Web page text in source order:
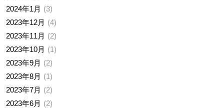
2024年1月
3
2023年12月
4
2023年11月
2
2023年10月
1
2023年9月
2
2023年8月
1
2023年7月
2
2023年6月
2